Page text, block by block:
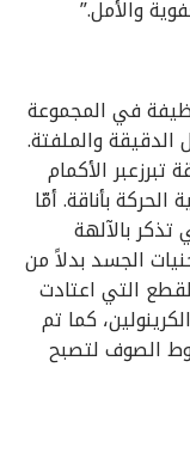
والأمل.”
في المجموعة
والملفتة.
تبرزعبر الأكمام
بأناقة. أمّا
تذكر بالآلهة
الجسد بدلاً من
التي اعتادت
كما تم
الصوف لتصبح